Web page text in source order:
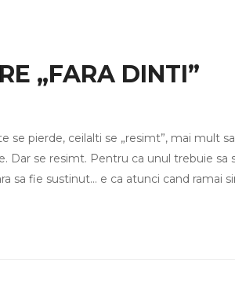
„FARA DINTI”
se pierde, ceilalti se „resimt”, mai mult
Dar se resimt. Pentru ca unul trebuie
sa fie sustinut… e ca atunci cand ramai